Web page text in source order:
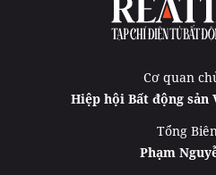
Cơ quan
Hiệp hội Bất động sản
Tổng
Phạm